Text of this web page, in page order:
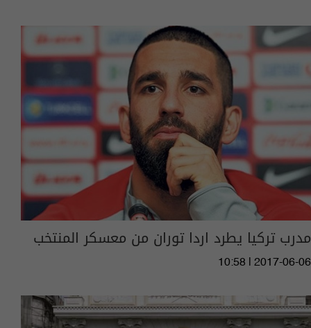
مدرب تركيا يطرد اردا توران من معسكر المنتخب
10:58 | 2017-06-06